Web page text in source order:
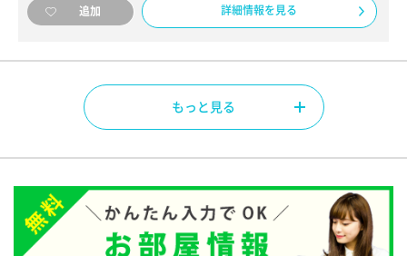
追加 詳細情報を見る
もっと見る